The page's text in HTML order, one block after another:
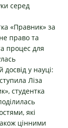
серед
«Правник» за
право та
процес для
у науці:
Ліза
студентка
які
цінними